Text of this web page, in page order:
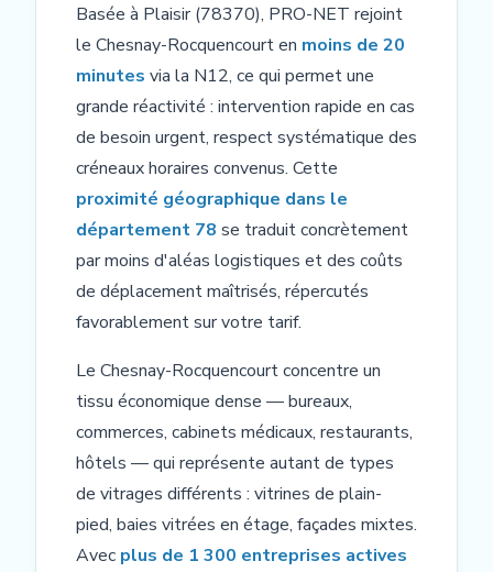
Basée à Plaisir (78370), PRO-NET rejoint
le Chesnay-Rocquencourt en moins de 20
minutes via la N12, ce qui permet une
grande réactivité : intervention rapide en cas
de besoin urgent, respect systématique des
créneaux horaires convenus. Cette
proximité géographique dans le
département 78 se traduit concrètement
par moins d'aléas logistiques et des coûts
de déplacement maîtrisés, répercutés
favorablement sur votre tarif.
Le Chesnay-Rocquencourt concentre un
tissu économique dense — bureaux,
commerces, cabinets médicaux, restaurants,
hôtels — qui représente autant de types
de vitrages différents : vitrines de plain-
pied, baies vitrées en étage, façades mixtes.
Avec plus de 1 300 entreprises actives